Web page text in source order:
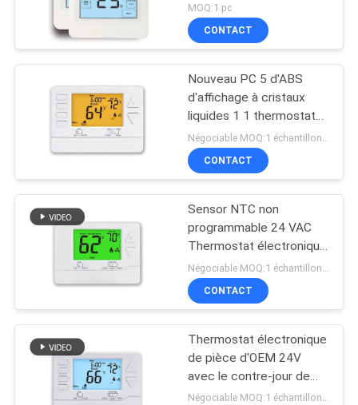
la 1 chaleur/1 étape
fraîche
MOQ:1 pc
CONTACT
Nouveau PC 5 d'ABS
d'affichage à cristaux
liquides 1 1 thermostat
programmable de pièce
pour le système de la
CAHT
CONTACT
Sensor NTC non
programmable 24 VAC
Thermostat électronique
de pièce
CONTACT
Thermostat électronique
de pièce d'OEM 24V
avec le contre-jour de
bleu de ciel
Négociable MOQ:1 échantillon/négociable